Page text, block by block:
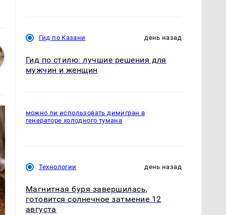
Гид по Казани день назад
Гид по стилю: лучшие решения для
мужчин и женщин
можно ли использовать димигран в
генераторе холодного тумана
Технологии день назад
Магнитная буря завершилась,
готовится солнечное затмение 12
августа